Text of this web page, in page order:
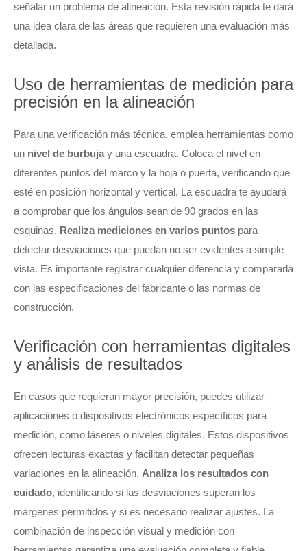
señalar un problema de alineación. Esta revisión rápida te dará
una idea clara de las áreas que requieren una evaluación más
detallada.
Uso de herramientas de medición para
precisión en la alineación
Para una verificación más técnica, emplea herramientas como
un nivel de burbujay una escuadra. Coloca el nivel en
diferentes puntos del marco y la hoja o puerta, verificando que
esté en posición horizontal y vertical. La escuadra te ayudará
a comprobar que los ángulos sean de 90 grados en las
esquinas. Realiza mediciones en varios puntos para
detectar desviaciones que puedan no ser evidentes a simple
vista. Es importante registrar cualquier diferencia y compararla
con las especificaciones del fabricante o las normas de
construcción.
Verificación con herramientas digitales
y análisis de resultados
En casos que requieran mayor precisión, puedes utilizar
aplicaciones o dispositivos electrónicos específicos para
medición, como láseres o niveles digitales. Estos dispositivos
ofrecen lecturas exactas y facilitan detectar pequeñas
variaciones en la alineación. Analiza los resultados con
cuidado, identificando si las desviaciones superan los
márgenes permitidos y si es necesario realizar ajustes. La
combinación de inspección visual y medición con